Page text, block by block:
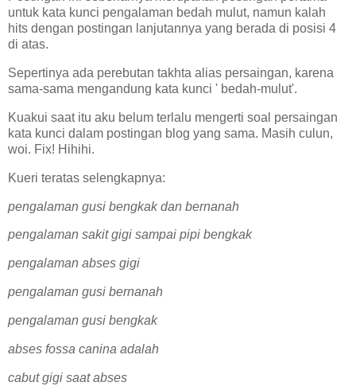
untuk kata kunci pengalaman bedah mulut, namun kalah
hits dengan postingan lanjutannya yang berada di posisi 4
di atas.
Sepertinya ada perebutan takhta alias persaingan, karena
sama-sama mengandung kata kunci ' bedah-mulut'.
Kuakui saat itu aku belum terlalu mengerti soal persaingan
kata kunci dalam postingan blog yang sama. Masih culun,
woi. Fix! Hihihi.
Kueri teratas selengkapnya:
pengalaman gusi bengkak dan bernanah
pengalaman sakit gigi sampai pipi bengkak
pengalaman abses gigi
pengalaman gusi bernanah
pengalaman gusi bengkak
abses fossa canina adalah
cabut gigi saat abses